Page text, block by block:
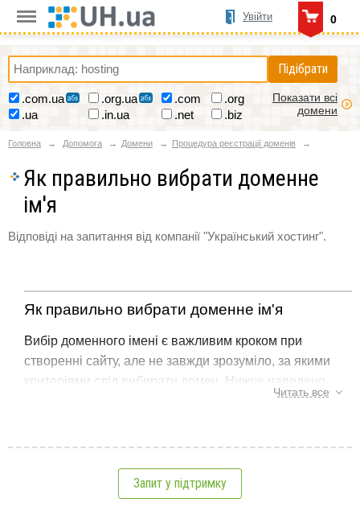
0
Увійти
Підібрати
.com.ua .org.ua .com
.org
.ua
.in.ua .net .biz
Показати всі
домени
Головна Допомога Домени Процедура реєстрації доменів
Як правильно вибрати доменне
ім'я
Відповіді на запитання від компанії "Український хостинг".
Як правильно вибрати доменне ім'я
Вибір доменного імені є важливим кроком при
створенні сайту, але не завжди зрозуміло, за якими
критеріями слід вибирати домен. Нижче наведено
критерії вибору доменного імені, керуючись якими
Назва доменного імені повинна бути легкою і
незабутньою. Для прикладу сайту з автомобільною
Читать все
Запит у підтримку